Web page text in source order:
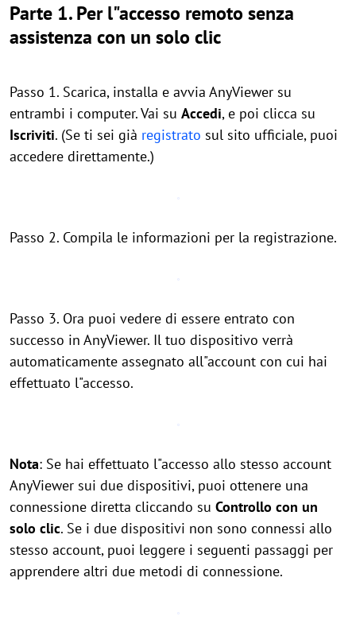
Parte 1. Per l"accesso remoto senza
assistenza con un solo clic
Passo 1. Scarica, installa e avvia AnyViewer su
entrambi i computer. Vai su Accedi, e poi clicca su
Iscriviti. (Se ti sei già registrato sul sito ufficiale, puoi
accedere direttamente.)
Passo 2. Compila le informazioni per la registrazione.
Passo 3. Ora puoi vedere di essere entrato con
successo in AnyViewer. Il tuo dispositivo verrà
automaticamente assegnato all"account con cui hai
effettuato l"accesso.
Nota: Se hai effettuato l"accesso allo stesso account
AnyViewer sui due dispositivi, puoi ottenere una
connessione diretta cliccando su Controllo con un
solo clic. Se i due dispositivi non sono connessi allo
stesso account, puoi leggere i seguenti passaggi per
apprendere altri due metodi di connessione.